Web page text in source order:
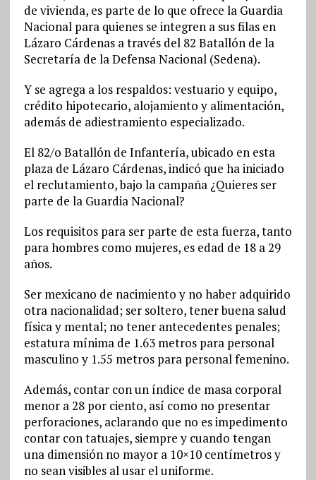
de vivienda, es parte de lo que ofrece la Guardia
Nacional para quienes se integren a sus filas en
Lázaro Cárdenas a través del 82 Batallón de la
Secretaría de la Defensa Nacional (Sedena).
Y se agrega a los respaldos: vestuario y equipo,
crédito hipotecario, alojamiento y alimentación,
además de adiestramiento especializado.
El 82/o Batallón de Infantería, ubicado en esta
plaza de Lázaro Cárdenas, indicó que ha iniciado
el reclutamiento, bajo la campaña ¿Quieres ser
parte de la Guardia Nacional?
Los requisitos para ser parte de esta fuerza, tanto
para hombres como mujeres, es edad de 18 a 29
años.
Ser mexicano de nacimiento y no haber adquirido
otra nacionalidad; ser soltero, tener buena salud
física y mental; no tener antecedentes penales;
estatura mínima de 1.63 metros para personal
masculino y 1.55 metros para personal femenino.
Además, contar con un índice de masa corporal
menor a 28 por ciento, así como no presentar
perforaciones, aclarando que no es impedimento
contar con tatuajes, siempre y cuando tengan
una dimensión no mayor a 10×10 centímetros y
no sean visibles al usar el uniforme.